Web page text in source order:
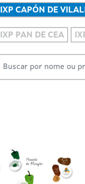
IXP CAPÓN DE
IXP PAN DE CEA